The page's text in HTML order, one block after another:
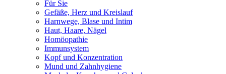
Für Sie
Gefäße, Herz und Kreislauf
Harnwege, Blase und Intim
Haut, Haare, Nägel
Homöopathie
Immunsystem
Kopf und Konzentration
Mund und Zahnhygiene